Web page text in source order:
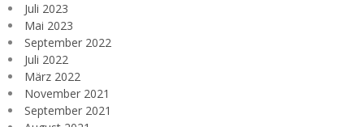
Juli 2023
Mai 2023
September 2022
Juli 2022
März 2022
November 2021
September 2021